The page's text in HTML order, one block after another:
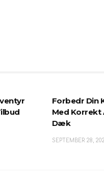
Forbedr Din
Med Korrekt
Dæk
SEPTEMBER 28,